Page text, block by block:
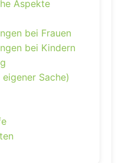
Aspekte
bei Frauen
bei Kindern
Sache)